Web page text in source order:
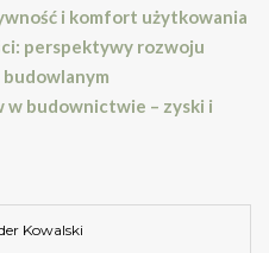
i komfort użytkowania
perspektywy rozwoju
budownictwie – zyski i
Kowalski